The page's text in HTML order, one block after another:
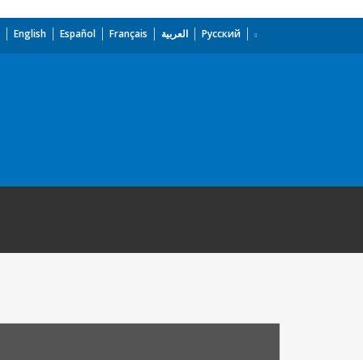
English Español Français العربية Русский